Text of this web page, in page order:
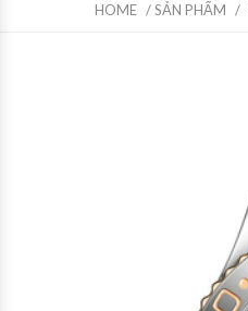
HOME /SẢN PHẨM /